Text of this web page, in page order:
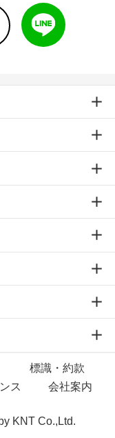
標識・約款
ス 会社案内
KNT Co.,Ltd.